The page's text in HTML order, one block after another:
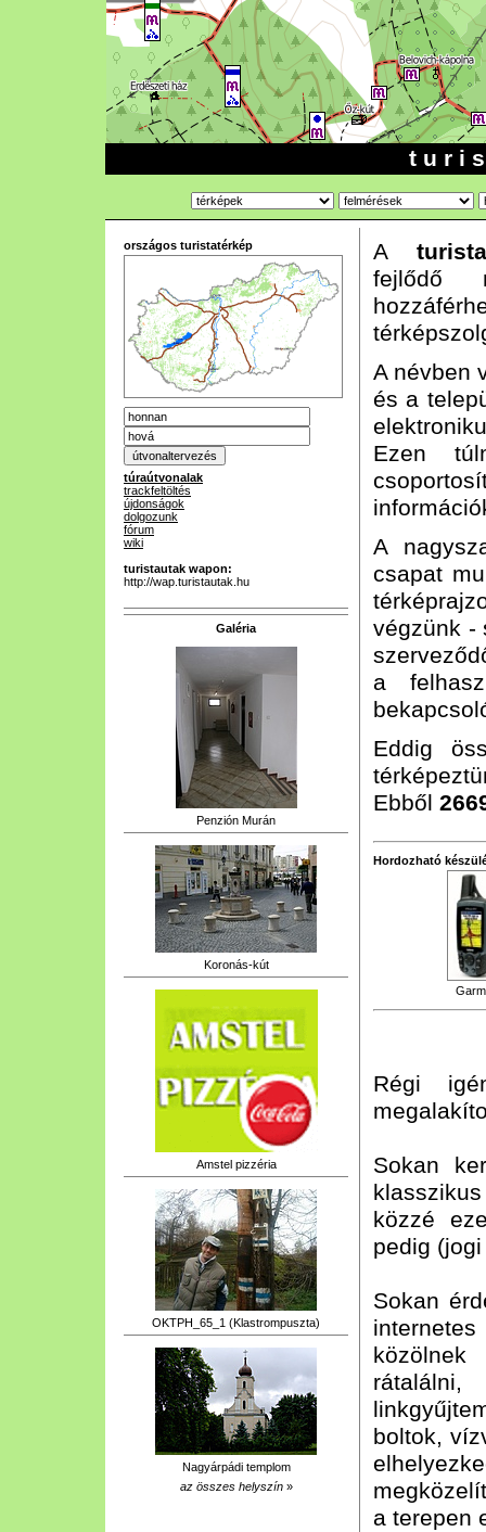
t u r i
országos turistatérkép
túraútvonalak
trackfeltöltés
újdonságok
dolgozunk
fórum
wiki
turistautak wapon:
http://wap.turistautak.hu
Galéria
Penzión Murán
Koronás-kút
Amstel pizzéria
OKTPH_65_1 (Klastrompuszta)
Nagyárpádi templom
az összes helyszín»
A
fejlődő
A névben
és a
Ezen
A
csapat
végzünk -
a
Eddig
Ebből
Hordozható
Régi
Sokan
közzé
pedig
Sokan
boltok,
a terepen